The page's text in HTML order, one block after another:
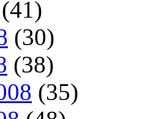
(41)
(30)
(38)
(35)